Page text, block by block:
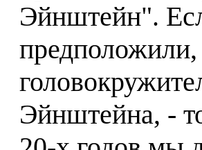
Эйнштейн".
предположили,
Эйнштейна, -